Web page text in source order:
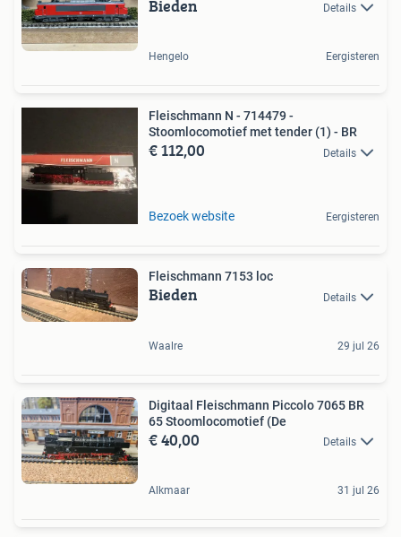
Bieden Details
Hengelo Eergisteren
Fleischmann N - 714479 -
Stoomlocomotief met tender (1) - BR
€ 112,00 Details
Bezoek website Eergisteren
Fleischmann 7153 loc
Bieden Details
Waalre 29 jul 26
Digitaal Fleischmann Piccolo 7065 BR
65 Stoomlocomotief (De
€ 40,00 Details
Alkmaar 31 jul 26